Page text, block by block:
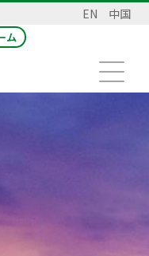
EN 中国
ム